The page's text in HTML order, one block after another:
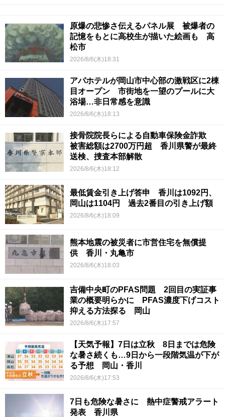
原爆の悲惨さ伝えるパネル展 被爆者の
記憶をもとに高校生が描いた絵画も 高
松市
2026/8/6(木)18:31
アパホテルが岡山市中心部の激戦区に2棟
目オープン 市街地を一望のプールに大
浴場…非日常感を意識
2026/8/6(木)18:13
接骨院院長らによる自動車保険金詐欺
被害総額は2700万円超 香川県警が最終
送検、捜査本部解散
2026/8/6(木)18:12
最低賃金引き上げ答申 香川は1092円、
岡山は1104円 過去2番目の引き上げ額
2026/8/6(木)18:09
熊本地震の被災者に市営住宅を無償提
供 香川・丸亀市
2026/8/6(木)18:03
吉備中央町のPFAS問題 2回目の実証事
業の概要明らかに PFAS濃度下げコスト
抑える方法探る 岡山
2026/8/6(木)17:57
【天気予報】7日は立秋 8日までは危険
な暑さ続くも…9日から一段階気温が下が
る予想 岡山・香川
2026/8/6(木)17:53
7日も危険な暑さに 熱中症警戒アラート
発表 香川県